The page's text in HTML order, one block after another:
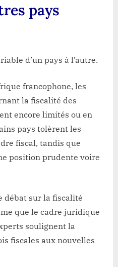
pays
d’un pays à l’autre.
francophone, les
la fiscalité des
encore limités ou en
pays tolèrent les
fiscal, tandis que
position prudente voire
débat sur la fiscalité
que le cadre juridique
soulignent la
fiscales aux nouvelles